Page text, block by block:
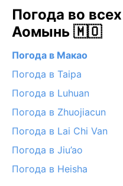
Погода во
Аомынь 🇲🇴
Погода в Макао
Погода в Taipa
Погода в Luhuan
Погода в Zhuojiacun
Погода в Lai Chi Van
Погода в Jiu’ao
Погода в Heisha